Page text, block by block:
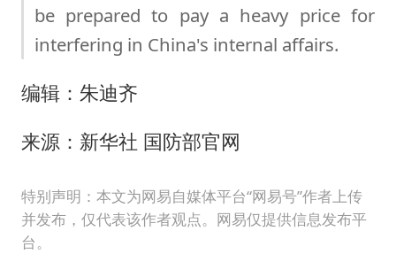
be prepared to pay a heavy price for
interfering in China's internal affairs.
编辑：朱迪齐
来源：新华社 国防部官网
特别声明：本文为网易自媒体平台“网易号”作者上传
并发布，仅代表该作者观点。网易仅提供信息发布平
台。